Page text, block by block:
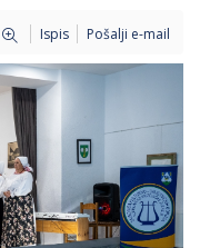
Ispis Pošalji e-mail